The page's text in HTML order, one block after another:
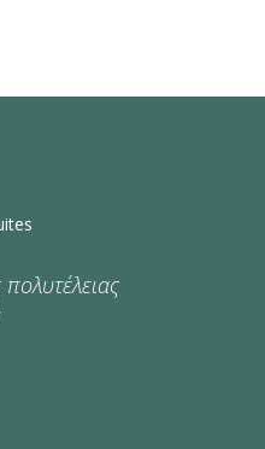
πολυτέλειας